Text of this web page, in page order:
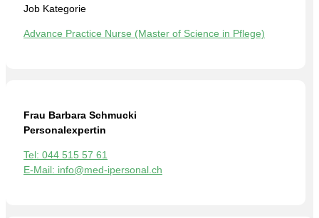
Job Kategorie
Advance Practice Nurse (Master of Science in Pflege)
Frau Barbara Schmucki
Personalexpertin
Tel: 044 515 57 61
E-Mail: info@med-ipersonal.ch